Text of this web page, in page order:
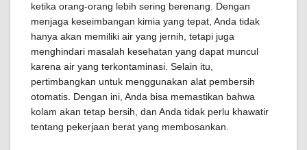
ketika orang-orang lebih sering berenang. Dengan
menjaga keseimbangan kimia yang tepat, Anda tidak
hanya akan memiliki air yang jernih, tetapi juga
menghindari masalah kesehatan yang dapat muncul
karena air yang terkontaminasi. Selain itu,
pertimbangkan untuk menggunakan alat pembersih
otomatis. Dengan ini, Anda bisa memastikan bahwa
kolam akan tetap bersih, dan Anda tidak perlu khawatir
tentang pekerjaan berat yang membosankan.